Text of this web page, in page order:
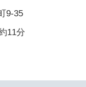
9-35
11分